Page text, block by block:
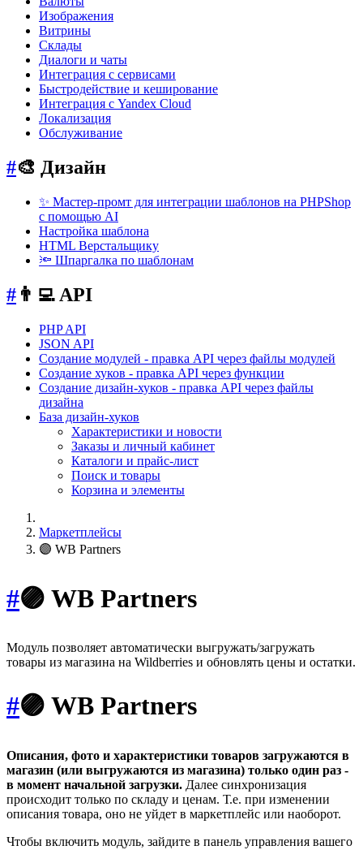
Изображения
Витрины
Склады
Диалоги и чаты
Интеграция с сервисами
Быстродействие и кеширование
Интеграция с Yandex Cloud
Локализация
Обслуживание
#🎨 Дизайн
✨ Мастер-промт для интеграции шаблонов на PHPShop
с помощью AI
Настройка шаблона
HTML Верстальщику
🔦 Шпаргалка по шаблонам
# 👨‍💻 API
PHP API
JSON API
Создание модулей - правка API через файлы модулей
Создание хуков - правка API через функции
Создание дизайн-хуков - правка API через файлы
дизайна
База дизайн-хуков
Характеристики и новости
Заказы и личный кабинет
Каталоги и прайс-лист
Поиск и товары
Корзина и элементы
Маркетплейсы
🟣 WB Partners
#🟣 WB Partners
Модуль позволяет автоматически выгружать/загружать
товары из магазина на Wildberries и обновлять цены и остатки.
#🟣 WB Partners
Описания, фото и характеристики товаров загружаются в
магазин (или выгружаются из магазина) только один раз -
в момент начальной загрузки. Далее синхронизация
происходит только по складу и ценам. Т.е. при изменении
описания товара, оно не уйдет в маркетплейс или наоборот.
Чтобы включить модуль, зайдите в панель управления вашего